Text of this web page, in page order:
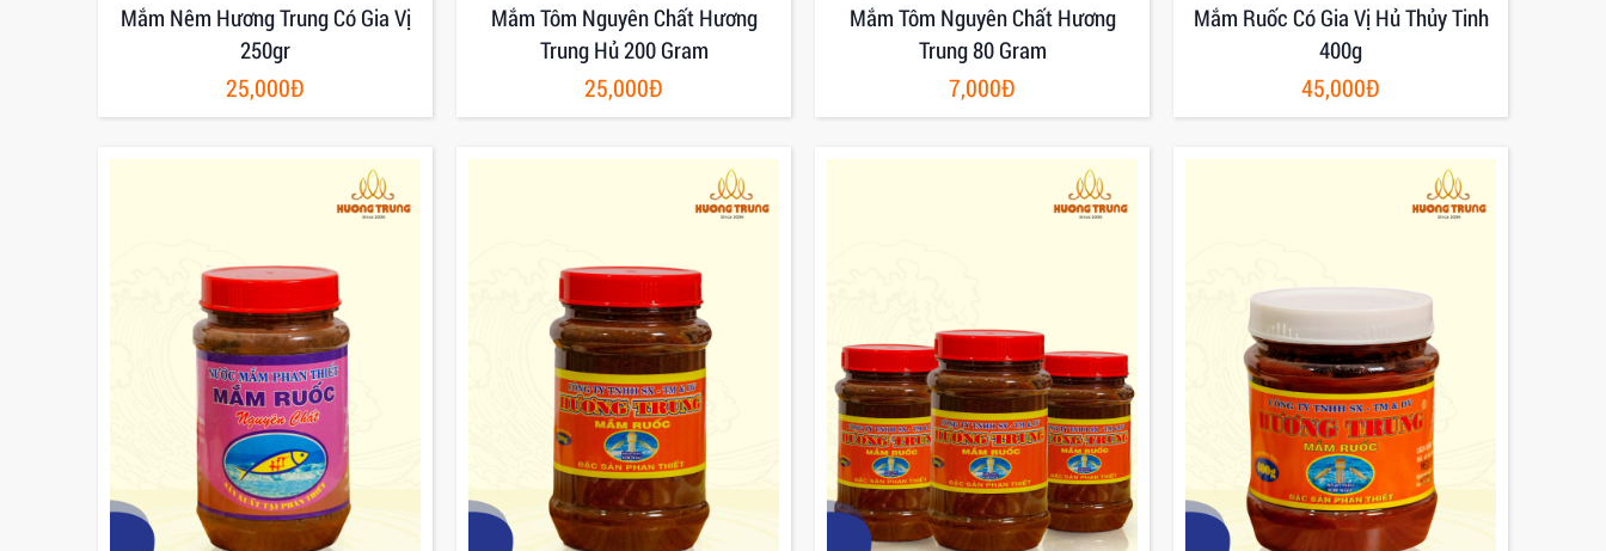
Mắm Nêm Hương Trung Có Gia Vị
250gr
25,000Đ
Mắm Tôm Nguyên Chất Hương
Trung Hủ 200 Gram
25,000Đ
Mắm Tôm Nguyên Chất Hương
Trung 80 Gram
7,000Đ
Mắm Ruốc Có Gia Vị Hủ Thủy Tinh
400g
45,000Đ